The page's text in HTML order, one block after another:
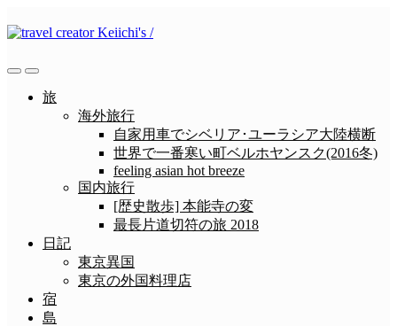
ン
ン
検
メ
ニ 旅
海外旅行
自家用車でシベリア･ユーラシア大陸横断
世界で一番寒い町ベルホヤンスク(2016冬)
feeling asian hot breeze
国内旅行
[歴史散歩] 本能寺の変
最長片道切符の旅 2018
日記
東京異国
東京の外国料理店
宿
島